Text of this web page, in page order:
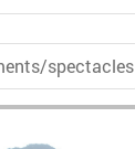
spectacles